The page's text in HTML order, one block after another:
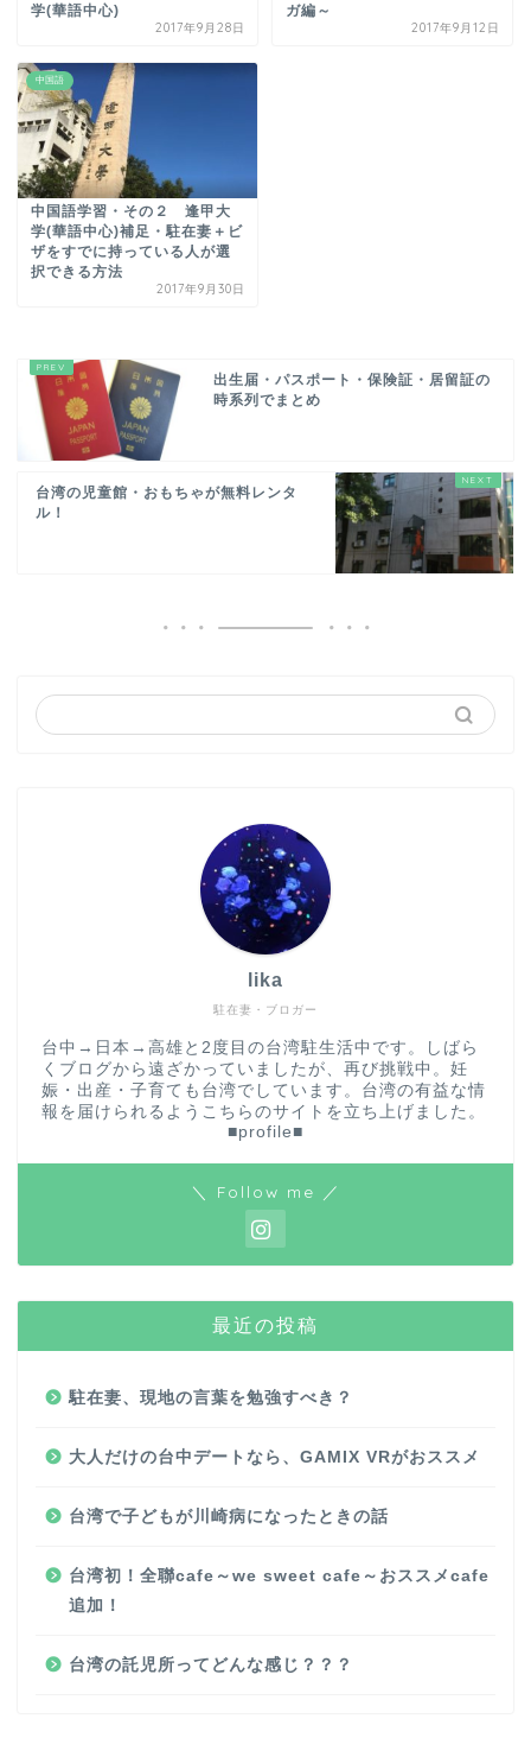
学(華語中心)
2017年9月28日
ガ編～
2017年9月12日
中国語
中国語学習・その２ 逢甲大
学(華語中心)補足・駐在妻＋ビ
ザをすでに持っている人が選
択できる方法
2017年9月30日
出生届・パスポート・保険証・居留証の
時系列でまとめ
台湾の児童館・おもちゃが無料レンタ
ル！
駐在妻・ブロガー
lika
台中→日本→高雄と2度目の台湾駐生活中です。しばら
くブログから遠ざかっていましたが、再び挑戦中。妊
娠・出産・子育ても台湾でしています。台湾の有益な情
報を届けられるようこちらのサイトを立ち上げました。
■profile■
＼ Follow me ／
最近の投稿
駐在妻、現地の言葉を勉強すべき？
大人だけの台中デートなら、GAMIX VRがおススメ
台湾で子どもが川崎病になったときの話
台湾初！全聯cafe～we sweet cafe～おススメcafe
追加！
台湾の託児所ってどんな感じ？？？